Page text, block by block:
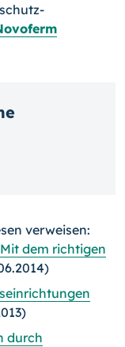
verweisen:
dem richtigen
durch